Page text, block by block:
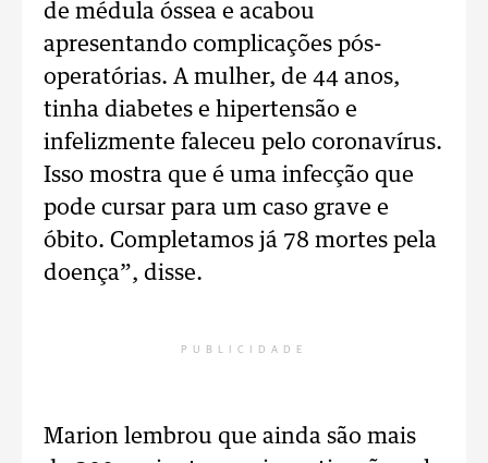
de médula óssea e acabou
apresentando complicações pós-
operatórias. A mulher, de 44 anos,
tinha diabetes e hipertensão e
infelizmente faleceu pelo coronavírus.
Isso mostra que é uma infecção que
pode cursar para um caso grave e
óbito. Completamos já 78 mortes pela
doença”, disse.
PUBLICIDADE
Marion lembrou que ainda são mais